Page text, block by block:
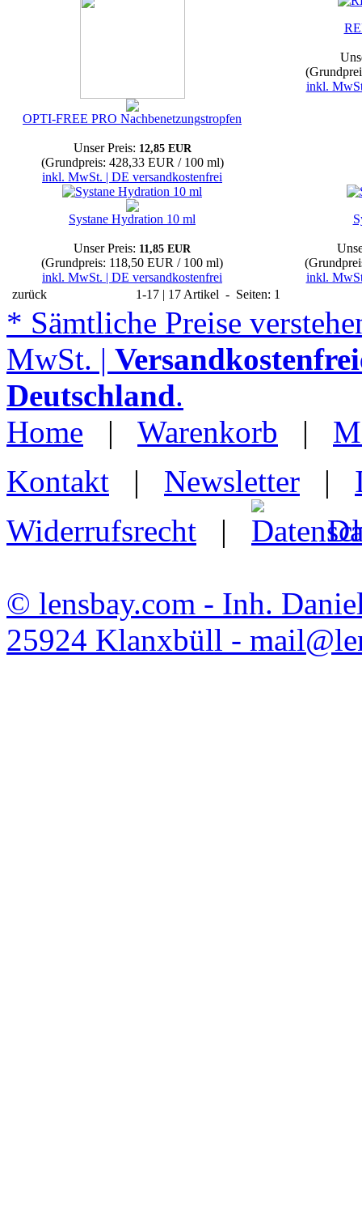
OPTI-FREE PRO Nachbenetzungstropfen
Unser Preis: 12,85 EUR
(Grundpreis: 428,33 EUR / 100 ml)
inkl. MwSt. | DE versandkostenfrei
inkl.
Systane Hydration 10 ml
Unser Preis: 11,85 EUR
(Grundpreis: 118,50 EUR / 100 ml)
inkl. MwSt. | DE versandkostenfrei
inkl.
zurück
1-17 | 17 Artikel - Seiten: 1
* Sämtliche Preise
MwSt. |
Deutschland.
Home | Warenkorb |
Kontakt | Newsletter |
Widerrufsrecht |
© lensbay.com - Inh.
25924 Klanxbüll -